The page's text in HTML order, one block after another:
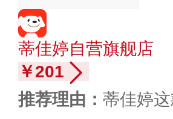
蒂佳婷自营旗舰店
￥201
推荐理由： 蒂佳婷